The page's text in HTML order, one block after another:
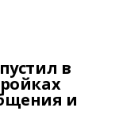
в
и